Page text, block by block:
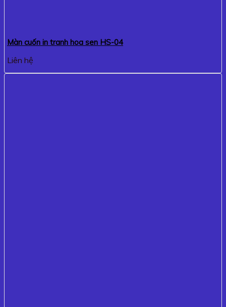
Màn cuốn in tranh hoa sen HS-04
Liên hệ